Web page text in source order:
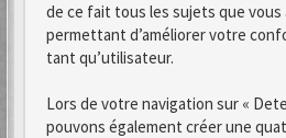
de ce fait tous les sujets que
permettant d’améliorer votre
tant qu’utilisateur.
Lors de votre navigation sur «
pouvons également créer une